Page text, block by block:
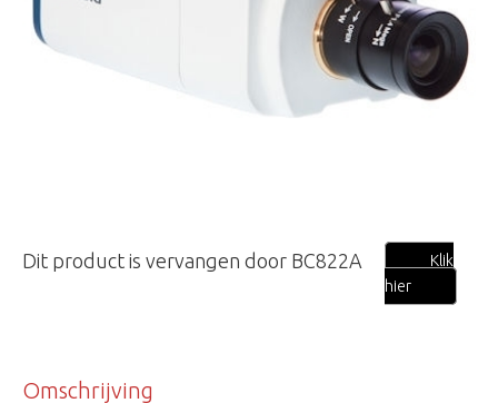
Dit product is vervangen door BC822A
Klik
hier
Omschrijving